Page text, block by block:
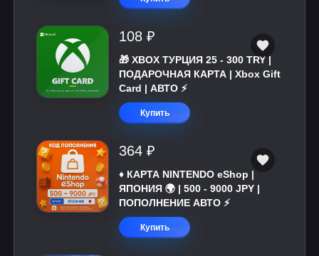
108 ₽
🎁 XBOX ТУРЦИЯ 25 - 300 TRY |
ПОДАРОЧНАЯ КАРТА | Xbox Gift
Card | АВТО ⚡
Купить
364 ₽
♦️ КАРТА NINTENDO eShop |
ЯПОНИЯ 🌍 | 500 - 9000 JPY |
ПОПОЛНЕНИЕ АВТО ⚡
Купить